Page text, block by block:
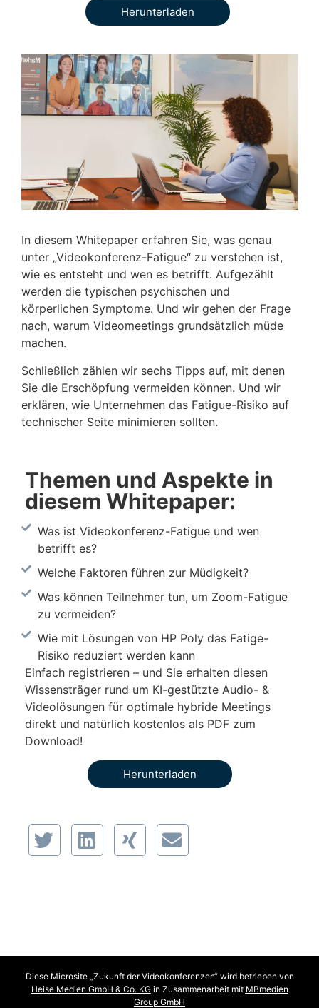
Herunterladen
In diesem Whitepaper erfahren Sie, was genau
unter „Videokonferenz-Fatigue“ zu verstehen ist,
wie es entsteht und wen es betrifft. Aufgezählt
werden die typischen psychischen und
körperlichen Symptome. Und wir gehen der Frage
nach, warum Videomeetings grundsätzlich müde
machen.
Schließlich zählen wir sechs Tipps auf, mit denen
Sie die Erschöpfung vermeiden können. Und wir
erklären, wie Unternehmen das Fatigue-Risiko auf
technischer Seite minimieren sollten.
Themen und Aspekte in
diesem Whitepaper:
Was ist Videokonferenz-Fatigue und wen
betrifft es?
Welche Faktoren führen zur Müdigkeit?
Was können Teilnehmer tun, um Zoom-Fatigue
zu vermeiden?
Wie mit Lösungen von HP Poly das Fatige-
Risiko reduziert werden kann
Einfach registrieren – und Sie erhalten diesen
Wissensträger rund um KI-gestützte Audio- &
Videolösungen für optimale hybride Meetings
direkt und natürlich kostenlos als PDF zum
Download!
Herunterladen
Diese Microsite „Zukunft der Videokonferenzen“ wird betrieben von
Heise Medien GmbH & Co. KGin Zusammenarbeit mit MBmedien
Group GmbH